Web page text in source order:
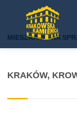
KRAKÓW,
MIESZKANIE NA